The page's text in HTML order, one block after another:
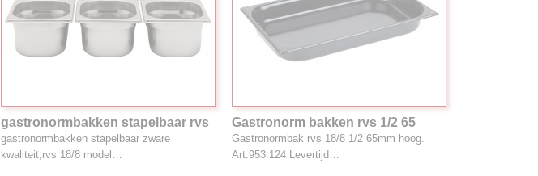
gastronormbakken stapelbaar rvs
18/8, 1.0L 1/6GN
gastronormbakken stapelbaar zware
kwaliteit,rvs 18/8 model…
Gastronorm bakken rvs 1/2 65
hoog
Gastronormbak rvs 18/8 1/2 65mm hoog.
Art:953.124 Levertijd…